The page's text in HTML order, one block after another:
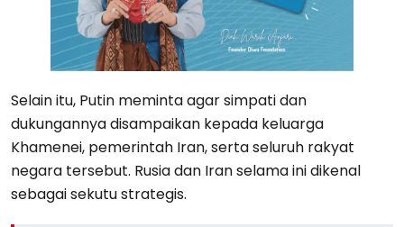
Selain itu, Putin meminta agar simpati dan
dukungannya disampaikan kepada keluarga
Khamenei, pemerintah Iran, serta seluruh rakyat
negara tersebut. Rusia dan Iran selama ini dikenal
sebagai sekutu strategis.